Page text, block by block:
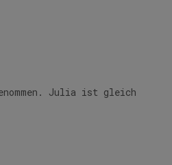
Julia ist gleich